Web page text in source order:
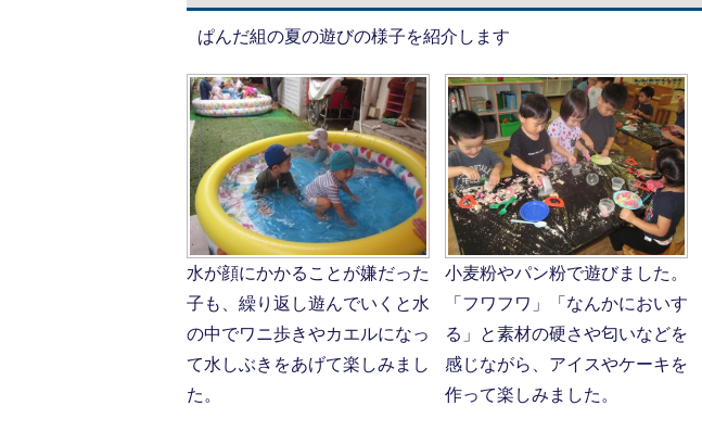
ぱんだ組の夏の遊びの様子を紹介します
水が顔にかかることが嫌だった
子も、繰り返し遊んでいくと水
の中でワニ歩きやカエルになっ
て水しぶきをあげて楽しみまし
た。
小麦粉やパン粉で遊びました。
「フワフワ」「なんかにおいす
る」と素材の硬さや匂いなどを
感じながら、アイスやケーキを
作って楽しみました。